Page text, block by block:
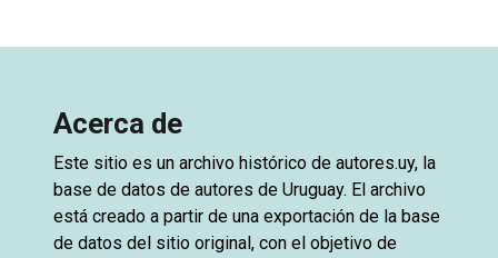
Acerca de
Este sitio es un archivo histórico de autores.uy, la
base de datos de autores de Uruguay. El archivo
está creado a partir de una exportación de la base
de datos del sitio original, con el objetivo de